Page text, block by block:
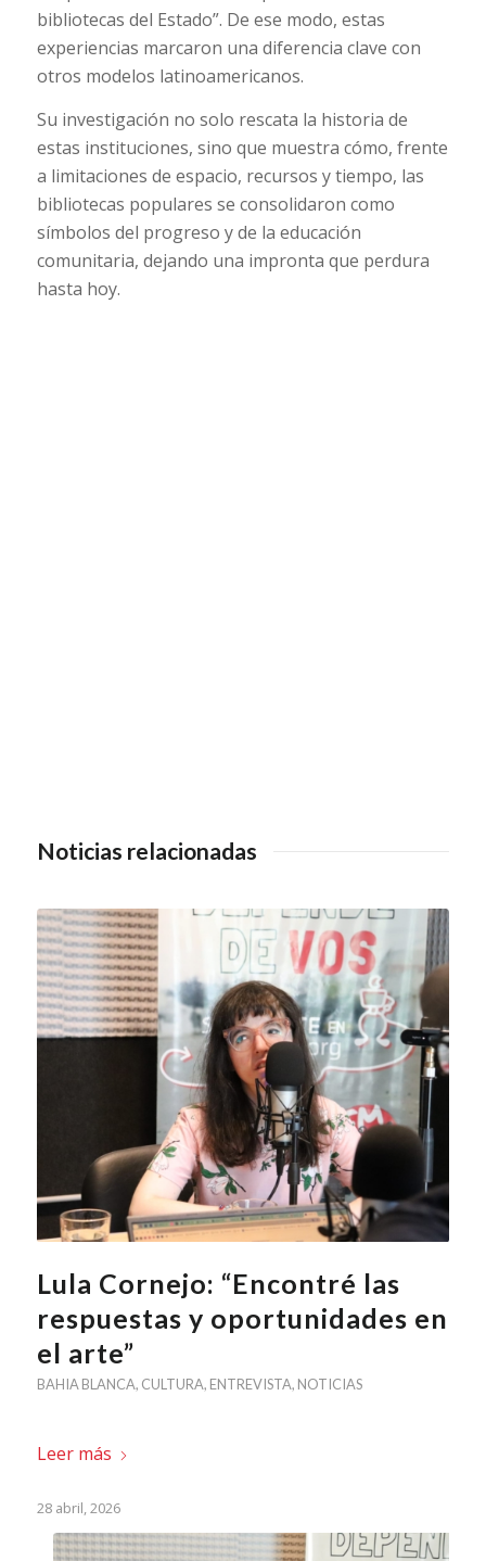
bibliotecas del Estado”. De ese modo, estas
experiencias marcaron una diferencia clave con
otros modelos latinoamericanos.
Su investigación no solo rescata la historia de
estas instituciones, sino que muestra cómo, frente
a limitaciones de espacio, recursos y tiempo, las
bibliotecas populares se consolidaron como
símbolos del progreso y de la educación
comunitaria, dejando una impronta que perdura
hasta hoy.
Noticias relacionadas
Lula Cornejo: “Encontré las
respuestas y oportunidades en
el arte”
BAHIA BLANCA, CULTURA, ENTREVISTA, NOTICIAS
Leer más
28 abril, 2026